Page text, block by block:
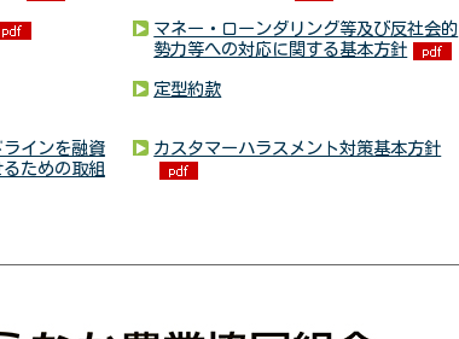
マネー・ローンダリング等及び反社会的
勢力等への対応に関する基本方針
定型約款
インを融資
ための取組
カスタマーハラスメント対策基本方針